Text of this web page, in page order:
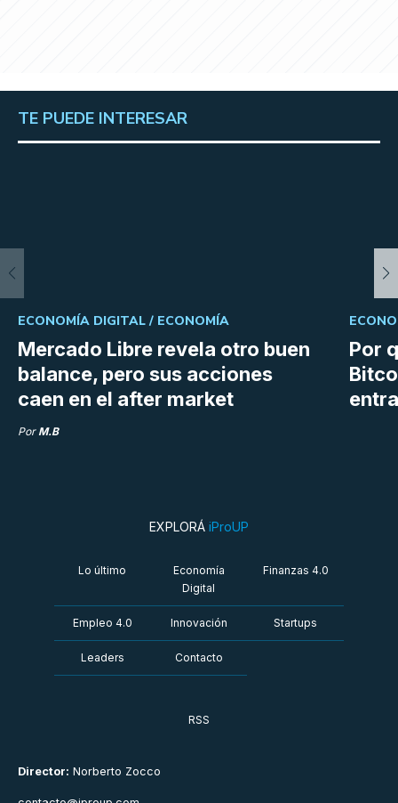
TE PUEDE INTERESAR
Mercado Libre revela otro buen
balance, pero sus acciones
caen en el after market
ECONOMÍA DIGITAL / ECONOMÍA
Por M.B
Por
Director: Norberto Zocco
EXPLORÁ iProUP
Lo último
Economía
Digital
Finanzas 4.0
Empleo 4.0 Innovación Startups
Leaders Contacto
RSS